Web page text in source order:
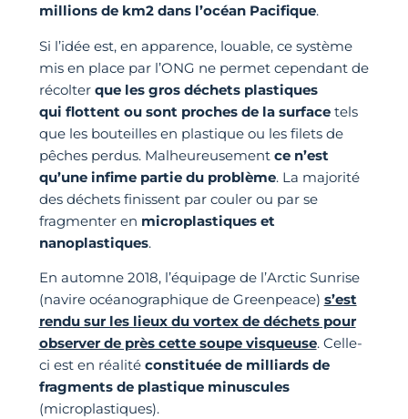
millions de km2 dans l’océan Pacifique.
Si l’idée est, en apparence, louable, ce système
mis en place par l’ONG ne permet cependant de
récolter que les gros déchets plastiques
qui flottent ou sont proches de la surfacetels
que les bouteilles en plastique ou les filets de
pêches perdus. Malheureusement ce n’est
qu’une infime partie du problème. La majorité
des déchets finissent par couler ou par se
fragmenter en microplastiques et
nanoplastiques.
En automne 2018, l’équipage de l’Arctic Sunrise
(navire océanographique de Greenpeace) s’est
rendu sur les lieux du vortex de déchets pour
observer de près cette soupe visqueuse. Celle-
ci est en réalité constituée de milliards de
fragments de plastique minuscules
(microplastiques).